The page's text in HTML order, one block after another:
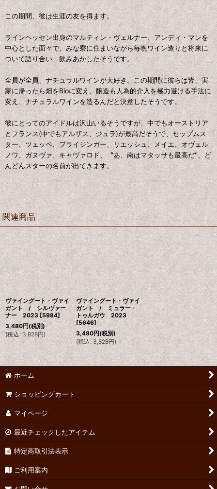
この期間、彼は生涯の友を得ます。
ラインヘッセン出身のマルティン・ヴェルナー、アンディ・マンを
中心とした面々で、みな寮に住まいながら毎晩ワイン造りと将来に
ついて語り合い、飲みあかしたそうです。
全員が全員、ナチュラルワインが大好き。この期間に彼らは皆、実
家に帰ったら畑をBioに変え、醸造も人為的介入を極力避ける手法に
変え、ナチュラルワインを造るんだと決意したそうです。
彼にとってのアイドルは沢山いるそうですが、中でもオーストリア
とフランス(中でもアルザス、ジュラ)が最高だそうで、セップムス
ター、ツェッペ、プライジンガー、リエッシュ、メイエ、オヴェル
ノワ、ガヌヴァ、キャヴァロド、〝あ、南はマタッサも最高だ′′、ど
んどんスターの名前が出てきます。
関連商品
ヴァイングート・ヴァイ
ガント / シルヴァー
ナー 2023 [5984]
3,480円(税別)
(税込 : 3,828円)
ヴァイングート・ヴァイ
ガント / ミュラー・
トゥルガウ 2023
[5646]
3,480円(税別)
(税込: 3,828円)
ホーム
ショッピングカート
マイページ
最近チェックしたアイテム
特定商取引法表示
ご利用案内